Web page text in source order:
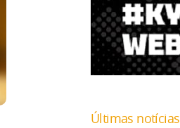
Últimas notícias